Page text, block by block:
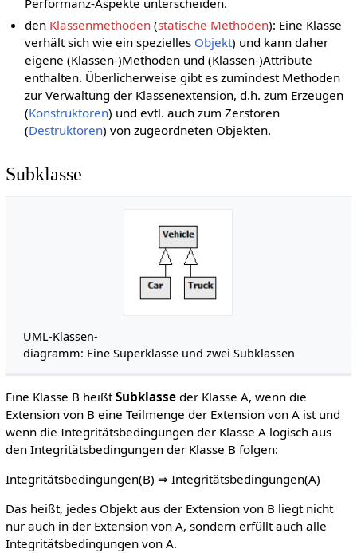
Performanz-Aspekte unterscheiden.
den Klassenmethoden (statische Methoden): Eine Klasse
verhält sich wie ein spezielles Objekt) und kann daher
eigene (Klassen-)Methoden und (Klassen-)Attribute
enthalten. Überlicherweise gibt es zumindest Methoden
zur Verwaltung der Klassenextension, d.h. zum Erzeugen
(Konstruktoren) und evtl. auch zum Zerstören
(Destruktoren) von zugeordneten Objekten.
Subklasse
UML-Klassen-
diagramm: Eine Superklasse und zwei Subklassen
Eine Klasse B heißtSubklasseder Klasse A, wenn die
Extension von B eine Teilmenge der Extension von A ist und
wenn die Integritätsbedingungen der Klasse A logisch aus
den Integritätsbedingungen der Klasse B folgen:
Integritätsbedingungen(B) ⇒ Integritätsbedingungen(A)
Das heißt, jedes Objekt aus der Extension von B liegt nicht
nur auch in der Extension von A, sondern erfüllt auch alle
Integritätsbedingungen von A.